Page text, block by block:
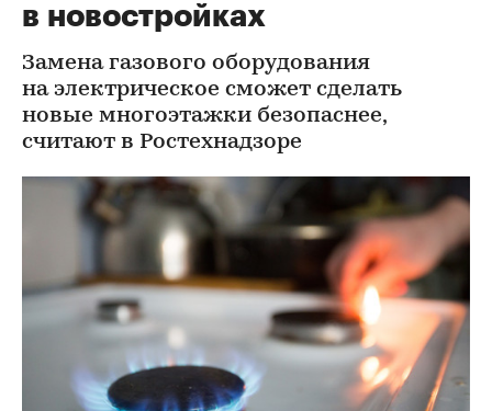
в новостройках
Замена газового оборудования
на электрическое сможет сделать
новые многоэтажки безопаснее,
считают в Ростехнадзоре